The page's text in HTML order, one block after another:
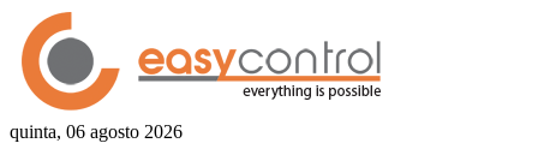
quinta, 06 agosto 2026